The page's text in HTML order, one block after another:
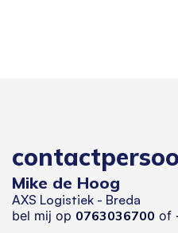
Mike de Hoog
AXS Logistiek - Breda
bel mij op 0763036700 of